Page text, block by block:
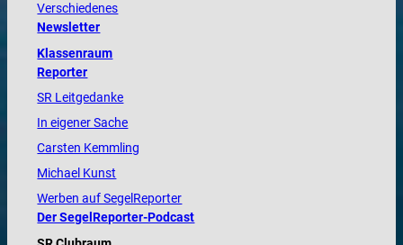
Verschiedenes
Newsletter
Klassenraum
Reporter
SR Leitgedanke
In eigener Sache
Carsten Kemmling
Michael Kunst
Werben auf SegelReporter
Der SegelReporter-Podcast